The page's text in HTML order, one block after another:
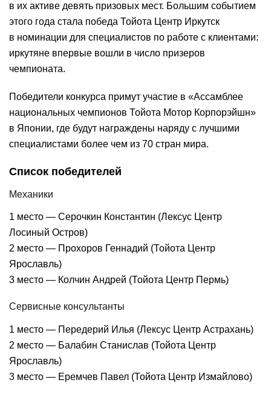
в их активе девять призовых мест. Большим событием
этого года стала победа Тойота Центр Иркутск
в номинации для специалистов по работе с клиентами:
иркутяне впервые вошли в число призеров
чемпионата.
Победители конкурса примут участие в «Ассамблее
национальных чемпионов Тойота Мотор Корпорэйшн»
в Японии, где будут награждены наряду с лучшими
специалистами более чем из 70 стран мира.
Список победителей
Механики
1 место — Серочкин Константин (Лексус Центр
Лосиный Остров)
2 место — Прохоров Геннадий (Тойота Центр
Ярославль)
3 место — Колчин Андрей (Тойота Центр Пермь)
Сервисные консультанты
1 место — Передерий Илья (Лексус Центр Астрахань)
2 место — Балабин Станислав (Тойота Центр
Ярославль)
3 место — Еремчев Павел (Тойота Центр Измайлово)